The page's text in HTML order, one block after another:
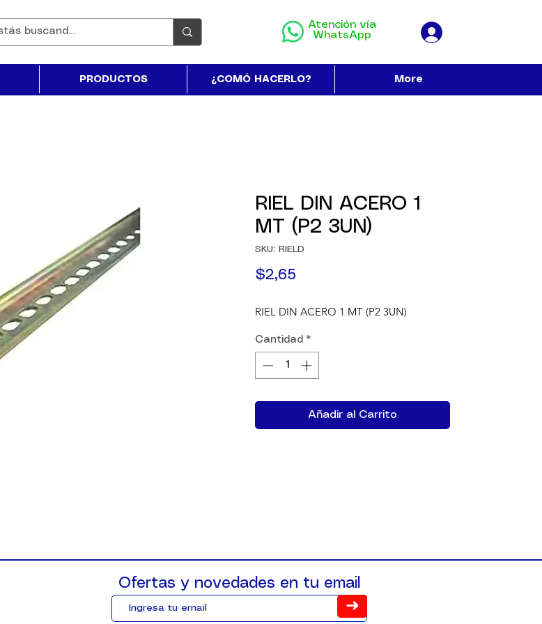
Atención vía
WhatsApp
PRODUCTOS ¿COMÓ HACERLO? More
RIEL DIN ACERO 1
MT (P2 3UN)
SKU: RIELD
$2,65
RIEL DIN ACERO 1 MT (P2 3UN)
Cantidad *
Añadir al Carrito
Ofertas y novedades en tu email
➜